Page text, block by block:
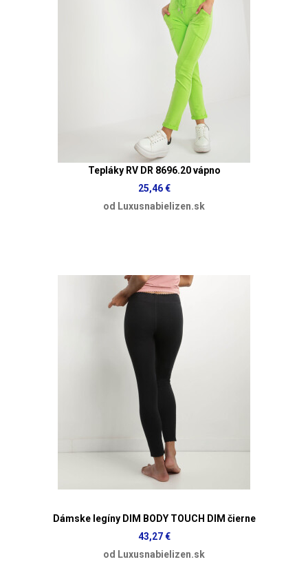
Tepláky RV DR 8696.20 vápno
25,46 €
od Luxusnabielizen.sk
Dámske legíny DIM BODY TOUCH DIM čierne
43,27 €
od Luxusnabielizen.sk